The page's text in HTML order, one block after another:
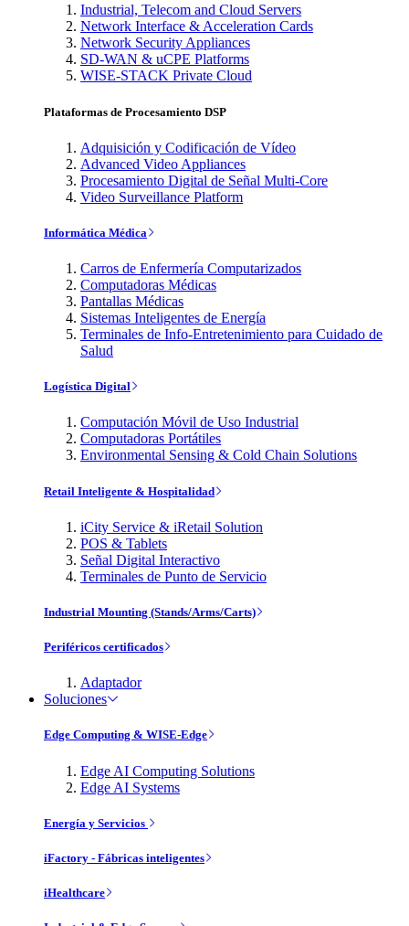
Industrial, Telecom and Cloud Servers
Network Interface & Acceleration Cards
Network Security Appliances
SD-WAN & uCPE Platforms
WISE-STACK Private Cloud
Plataformas de Procesamiento DSP
Adquisición y Codificación de Vídeo
Advanced Video Appliances
Procesamiento Digital de Señal Multi-Core
Video Surveillance Platform
Informática Médica
Carros de Enfermería Computarizados
Computadoras Médicas
Pantallas Médicas
Sistemas Inteligentes de Energía
Terminales de Info-Entretenimiento para Cuidado de
Salud
Logística Digital
Computación Móvil de Uso Industrial
Computadoras Portátiles
Environmental Sensing & Cold Chain Solutions
Retail Inteligente & Hospitalidad
iCity Service & iRetail Solution
POS & Tablets
Señal Digital Interactivo
Terminales de Punto de Servicio
Industrial Mounting (Stands/Arms/Carts)
Periféricos certificados
Adaptador
Soluciones
Edge Computing & WISE-Edge
Edge AI Computing Solutions
Edge AI Systems
Energía y Servicios
iFactory - Fábricas inteligentes
iHealthcare